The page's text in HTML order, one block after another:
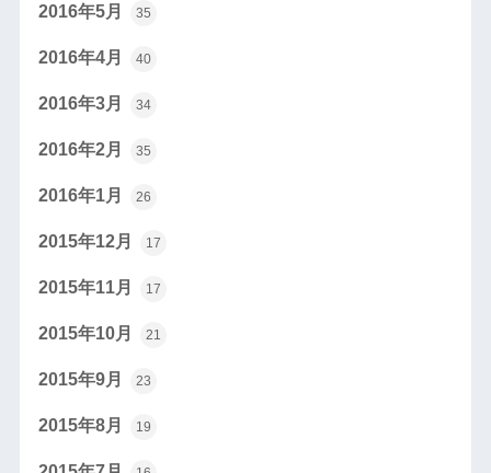
2016年5月 35
2016年4月 40
2016年3月 34
2016年2月 35
2016年1月 26
2015年12月 17
2015年11月 17
2015年10月 21
2015年9月 23
2015年8月 19